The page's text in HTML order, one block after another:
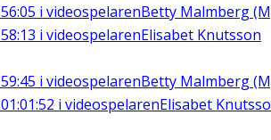
56:05 i videospelarenBetty Malmberg
58:13 i videospelarenElisabet Knutsson
59:45 i videospelarenBetty Malmberg
01:01:52 i videospelarenElisabet